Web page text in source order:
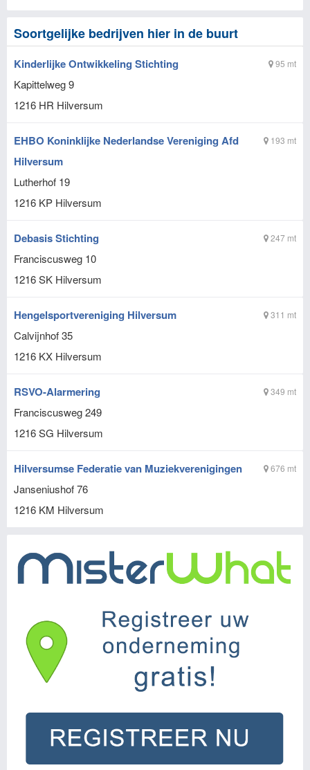
Soortgelijke bedrijven hier in de buurt
95 mt
Kinderlijke Ontwikkeling Stichting
Kapittelweg 9
1216 HR Hilversum
193 mt
EHBO Koninklijke Nederlandse Vereniging Afd
Hilversum
Lutherhof 19
1216 KP Hilversum
247 mt
Debasis Stichting
Franciscusweg 10
1216 SK Hilversum
311 mt
Hengelsportvereniging Hilversum
Calvijnhof 35
1216 KX Hilversum
349 mt
RSVO-Alarmering
Franciscusweg 249
1216 SG Hilversum
676 mt
Hilversumse Federatie van Muziekverenigingen
Janseniushof 76
1216 KM Hilversum